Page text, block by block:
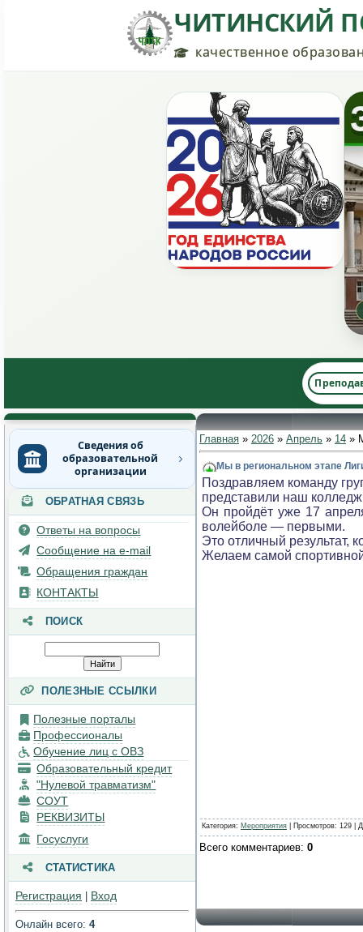
ЧИТИНСКИЙ
качественное
Сведения об
образовательной
организации
Основные сведения
Структура и органы
управления
образовательной
организацией
Документы
Образование
Руководство
Педагогический состав
Материально-
техническое
обеспечение и
оснащенность
образовательного
процесса. Доступная
среда
Платные
образовательные услуги
Финансово-
хозяйственная
деятельность
ОБРАТНАЯ СВЯЗЬ
Ответы на вопросы
Сообщение на e-mail
Обращения граждан
КОНТАКТЫ
ПОИСК
ПОЛЕЗНЫЕ ССЫЛКИ
Полезные порталы
Профессионалы
Обучение лиц с ОВЗ
Образовательный кредит
"Нулевой травматизм"
СОУТ
РЕКВИЗИТЫ
Госуслуги
СТАТИСТИКА
Регистрация Вход
Онлайн всего: 4
Главная » 2026 » Апрель » 14 »
Мы в региональном этапе
Поздравляем команду
представили наш
Он пройдёт уже 17
волейболе — первыми.
Это отличный результат,
Желаем самой
Категория: Мероприятия Просмотров: 129 |
Всего комментариев: 0